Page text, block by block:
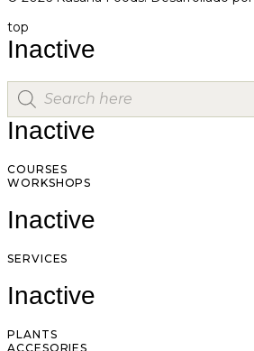
top
Inactive
Inactive
COURSES
WORKSHOPS
Inactive
SERVICES
Inactive
PLANTS
ACCESORIES